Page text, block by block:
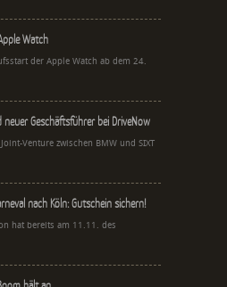
Watch
der Apple Watch ab dem 24.
neuer Geschäftsführer bei DriveNow
Venture zwischen BMW und SIXT
nach Köln: Gutschein sichern!
hat bereits am 11.11. des